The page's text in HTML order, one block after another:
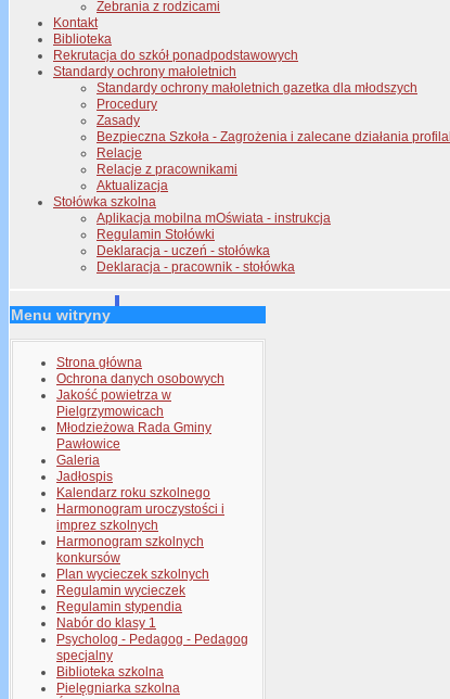
Zebrania z rodzicami
Kontakt
Biblioteka
Rekrutacja do szkół ponadpodstawowych
Standardy ochrony małoletnich
Standardy ochrony małoletnich gazetka dla młodszych
Procedury
Zasady
Bezpieczna Szkoła - Zagrożenia i zalecane działania
Relacje
Relacje z pracownikami
Aktualizacja
Stołówka szkolna
Aplikacja mobilna mOświata - instrukcja
Regulamin Stołówki
Deklaracja - uczeń - stołówka
Deklaracja - pracownik - stołówka
Menu witryny
Strona główna
Ochrona danych osobowych
Jakość powietrza w
Pielgrzymowicach
Młodzieżowa Rada Gminy
Pawłowice
Galeria
Jadłospis
Kalendarz roku szkolnego
Harmonogram uroczystości i
imprez szkolnych
Harmonogram szkolnych
konkursów
Plan wycieczek szkolnych
Regulamin wycieczek
Regulamin stypendia
Nabór do klasy 1
Psycholog - Pedagog - Pedagog
specjalny
Biblioteka szkolna
Pielęgniarka szkolna